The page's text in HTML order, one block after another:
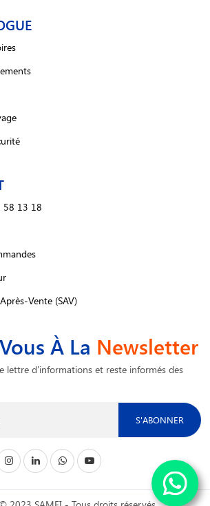
58 13 18
Vente (SAV)
À La Newsletter
lettre d'informations et reste informés des
S'ABONNER